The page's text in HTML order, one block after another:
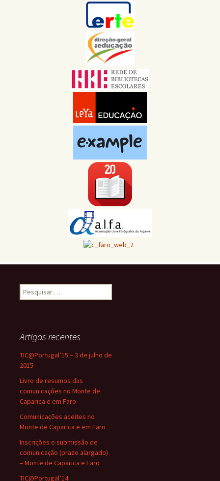
Pesquisar
por:
Artigos recentes
TIC@Portugal’15 – 3 de julho de
2015
Livro de resumos das
comunicações no Monte de
Caparica e em Faro
Comunicações aceites no
Monte de Caparica e em Faro
Inscrições e submissão de
comunicação (prazo alargado)
– Monte de Caparica e Faro
TIC@Portugal’14